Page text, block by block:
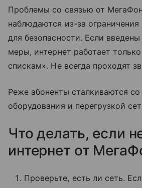
Проблемы со связью от
наблюдаются из-за
для безопасности. Если
меры, интернет работает
спискам». Не всегда проходят
Реже абоненты сталкиваются
оборудования и перегрузкой
Что делать, если
интернет от
Проверьте, есть ли сеть.